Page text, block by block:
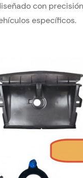
con
específicos.